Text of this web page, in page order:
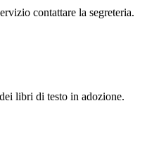
contattare la segreteria.
libri di testo in adozione.